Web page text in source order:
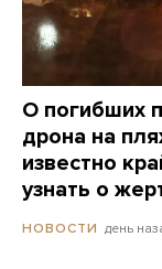
О погибших
дрона на
известно
узнать о
НОВОСТИ день